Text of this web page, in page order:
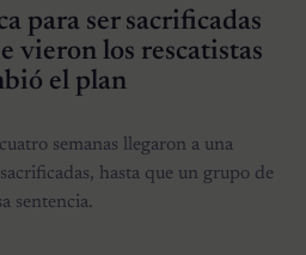
para ser sacrificadas
vieron los rescatistas
el plan
semanas llegaron a una
hasta que un grupo de
sentencia.